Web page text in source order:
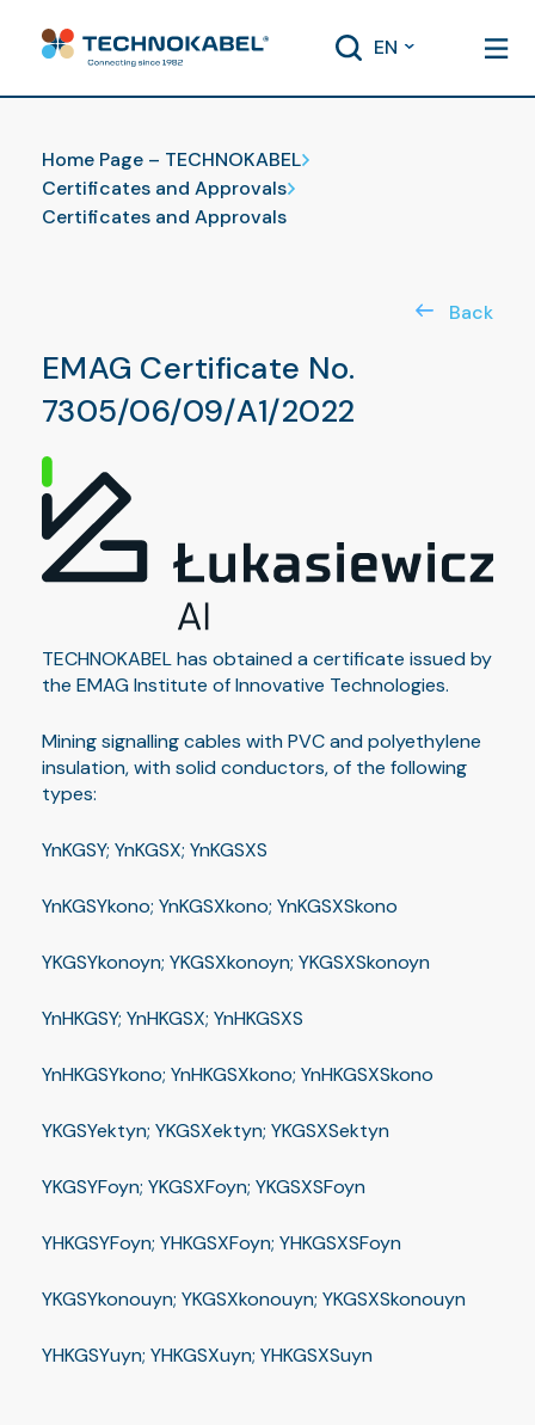
EN
Certificates and Approvals
Home Page – TECHNOKABEL
Certificates and Approvals
Certificates and Approvals
EMAG Certificate No.
7305/06/09/A1/2022
Back
TECHNOKABEL has obtained a certificate issued by
the EMAG Institute of Innovative Technologies.
Mining signalling cables with PVC and polyethylene
insulation, with solid conductors, of the following
types:
YnKGSY; YnKGSX; YnKGSXS
YnKGSYkono; YnKGSXkono; YnKGSXSkono
YKGSYkonoyn; YKGSXkonoyn; YKGSXSkonoyn
YnHKGSY; YnHKGSX; YnHKGSXS
YnHKGSYkono; YnHKGSXkono; YnHKGSXSkono
YKGSYektyn; YKGSXektyn; YKGSXSektyn
YKGSYFoyn; YKGSXFoyn; YKGSXSFoyn
YHKGSYFoyn; YHKGSXFoyn; YHKGSXSFoyn
YKGSYkonouyn; YKGSXkonouyn; YKGSXSkonouyn
YHKGSYuyn; YHKGSXuyn; YHKGSXSuyn